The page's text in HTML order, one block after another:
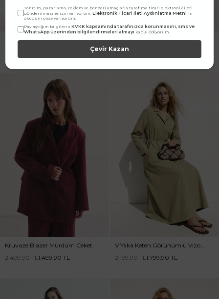
D Toka Detaylı Uzun Toprak
1.599,90
Pötikare Petit Bordo Bluz
1.699,90
Kruvaze Blazer Mürdüm Ceket
2.499,90TL1.499,90 TL
V Yaka Keten Görünümlü Vizon
2.199,90TL1.799,90 TL
Tanıtım, pazarlama, reklam ve benzeri amaçlarla tarafıma ticari elektronik ileti
gönderilmesine izin veriyorum.Elektronik Ticari İleti Aydınlatma Metni 'ni
okudum onay veriyorum.
Paylaştığım bilgilerinKVKK kapsamında tarafınızca korunmasını, sms ve
WhatsApp üzerinden bilgilendirmeleri almayı kabul ediyorum.
Çevir Kazan